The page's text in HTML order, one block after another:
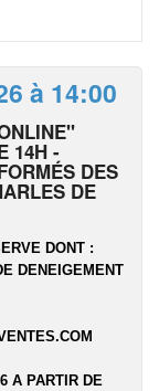
à 14:00
14H -
DES
DE
DONT :
DENEIGEMENT
A PARTIR DE